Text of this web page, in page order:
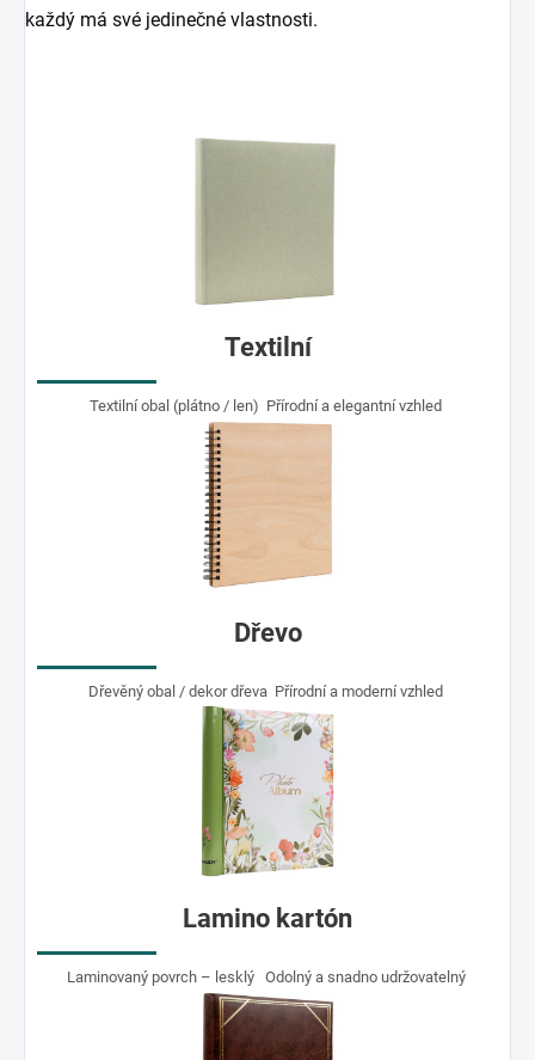
každý má své jedinečné vlastnosti.
Textilní
Textilní obal (plátno / len) Přírodní a elegantní vzhled
Dřevo
Dřevěný obal / dekor dřeva Přírodní a moderní vzhled
Lamino kartón
Laminovaný povrch – lesklý Odolný a snadno udržovatelný